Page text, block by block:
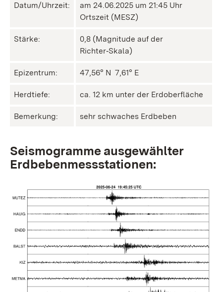
Datum/Uhrzeit:
am 24.06.2025 um 21:45 Uhr
Ortszeit (MESZ)
Stärke:
0,8 (Magnitude auf der
Richter‑Skala)
Epizentrum: 47,56° N ㅤ 7,61° E
Herdtiefe: ca. 12 km unter der Erdoberfläche
Bemerkung: sehr schwaches Erdbeben
Seismogramme ausgewählter
Erdbebenmessstationen: